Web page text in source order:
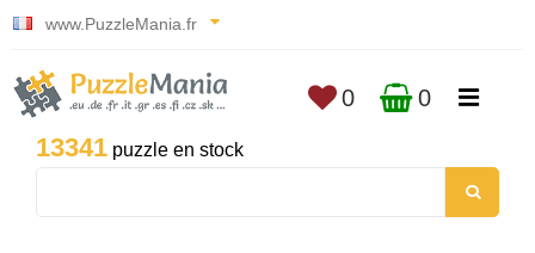
www.PuzzleMania.fr
13341 puzzle en stock
0 0